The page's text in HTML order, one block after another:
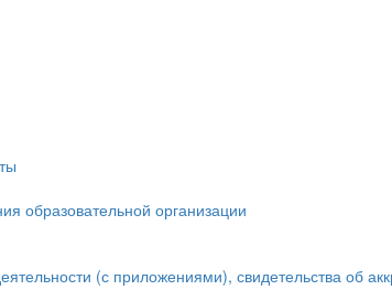
образовательной организации
(с приложениями), свидетельства об